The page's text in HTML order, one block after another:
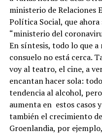
ministerio de Relaciones
Política Social, que
“ministerio del
En síntesis, todo lo que
consuelo no está cerca.
voy al teatro, el cine, a
encantan hacer sola:
tendencia al alcohol,
aumenta en estos casos
también el crecimiento
Groenlandia, por